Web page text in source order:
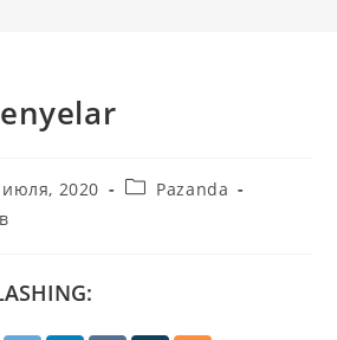
2020
РубрикаPazanda